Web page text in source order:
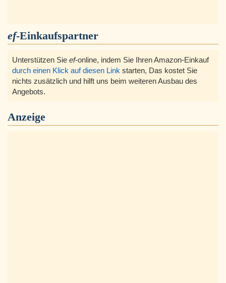
ef-Einkaufspartner
Unterstützen Sie ef-online, indem Sie Ihren Amazon-Einkauf
durch einen Klick auf diesen Link starten, Das kostet Sie
nichts zusätzlich und hilft uns beim weiteren Ausbau des
Angebots.
Anzeige